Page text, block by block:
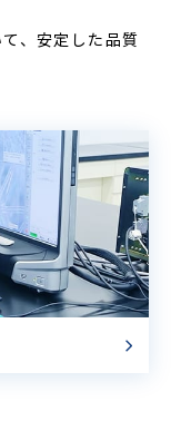
、 安定した品質